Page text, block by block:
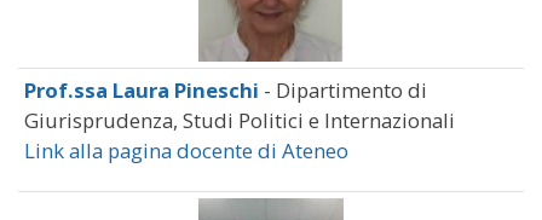
Prof.ssa Laura Pineschi - Dipartimento di
Giurisprudenza, Studi Politici e Internazionali
Link alla pagina docente di Ateneo